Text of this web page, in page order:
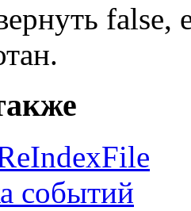
false,
событий